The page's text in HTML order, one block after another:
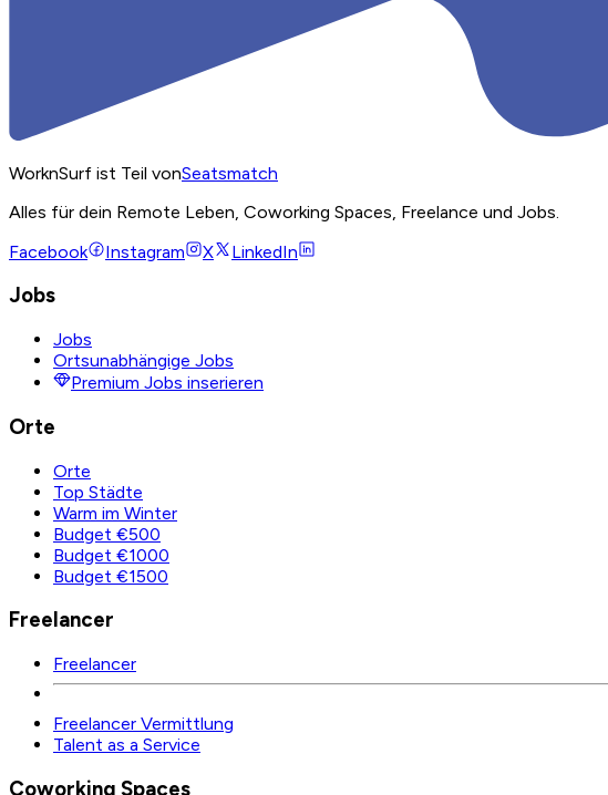
WorknSurf ist Teil vonSeatsmatch
Alles für dein Remote Leben, Coworking Spaces, Freelance und Jobs.
Facebook
Instagram X LinkedIn
Jobs
Jobs
Ortsunabhängige Jobs
Premium Jobs inserieren
Orte
Orte
Top Städte
Warm im Winter
Budget €500
Budget €1000
Budget €1500
Freelancer
Freelancer
Freelancer Vermittlung
Talent as a Service
Coworking Spaces